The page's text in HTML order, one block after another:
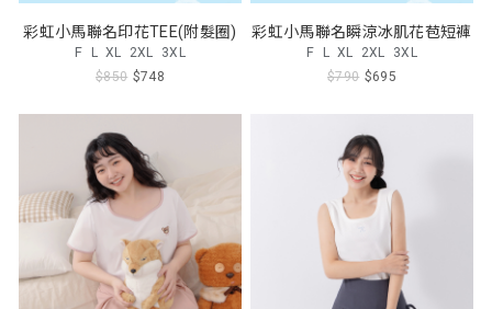
彩虹小馬聯名印花TEE(附髮圈)
F L XL 2XL 3XL
$850 $748
彩虹小馬聯名瞬涼冰肌花苞短褲
F L XL 2XL 3XL
$790 $695